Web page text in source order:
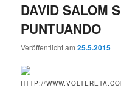
DAVID SALOM
PUNTUANDO
Veröffentlicht am25.5.2015